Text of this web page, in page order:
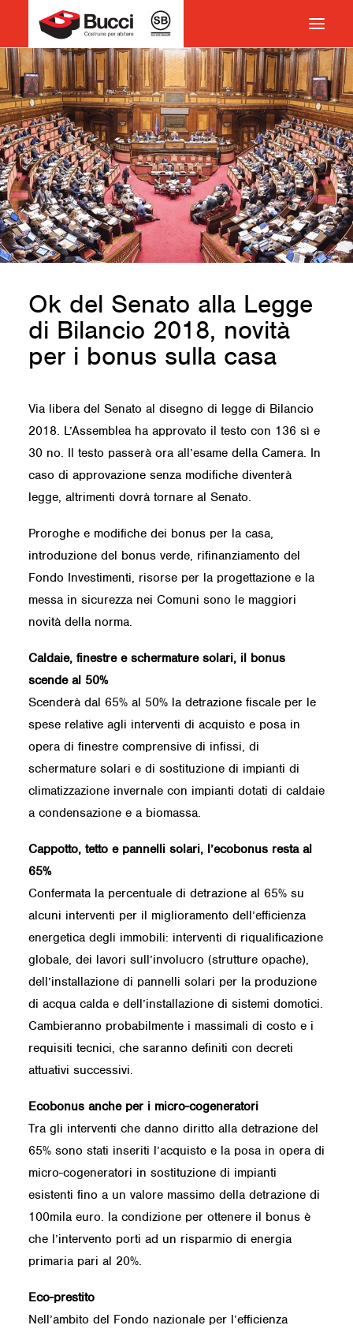
HOME
COSTRUIRE PER ABITARE
CHI SIAMO
COSA FACCIAMO
IMPEGNO PER IL TERRITORIO
CASE HISTORY
NEWS
VOCABOLARIO
RICERCA
Ok del Senato alla Legge
di Bilancio 2018, novità
per i bonus sulla casa
Via libera del Senato al disegno di legge di Bilancio
2018. L’Assemblea ha approvato il testo con 136 sì e
30 no. Il testo passerà ora all’esame della Camera. In
caso di approvazione senza modifiche diventerà
legge, altrimenti dovrà tornare al Senato.
Proroghe e modifiche dei bonus per la casa,
introduzione del bonus verde, rifinanziamento del
Fondo Investimenti, risorse per la progettazione e la
messa in sicurezza nei Comuni sono le maggiori
novità della norma.
Caldaie, finestre e schermature solari, il bonus
scende al 50%
Scenderà dal 65% al 50% la detrazione fiscale per le
spese relative agli interventi di acquisto e posa in
opera di finestre comprensive di infissi, di
schermature solari e di sostituzione di impianti di
climatizzazione invernale con impianti dotati di caldaie
a condensazione e a biomassa.
Cappotto, tetto e pannelli solari, l’ecobonus resta al
65%
Confermata la percentuale di detrazione al 65% su
alcuni interventi per il miglioramento dell’efficienza
energetica degli immobili: interventi di riqualificazione
globale, dei lavori sull’involucro (strutture opache),
dell’installazione di pannelli solari per la produzione
di acqua calda e dell’installazione di sistemi domotici.
Cambieranno probabilmente i massimali di costo e i
requisiti tecnici, che saranno definiti con decreti
attuativi successivi.
Ecobonus anche per i micro-cogeneratori
Tra gli interventi che danno diritto alla detrazione del
65% sono stati inseriti l’acquisto e la posa in opera di
micro-cogeneratori in sostituzione di impianti
esistenti fino a un valore massimo della detrazione di
100mila euro. la condizione per ottenere il bonus è
che l’intervento porti ad un risparmio di energia
primaria pari al 20%.
Eco-prestito
Nell’ambito del Fondo nazionale per l’efficienza